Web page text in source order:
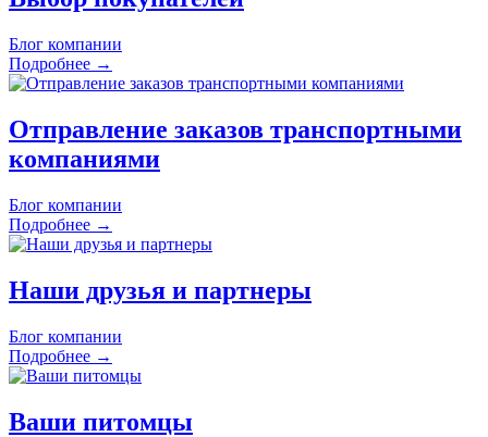
Блог компании
Подробнее →
Отправление заказов транспортными
компаниями
Блог компании
Подробнее →
Наши друзья и партнеры
Блог компании
Подробнее →
Ваши питомцы